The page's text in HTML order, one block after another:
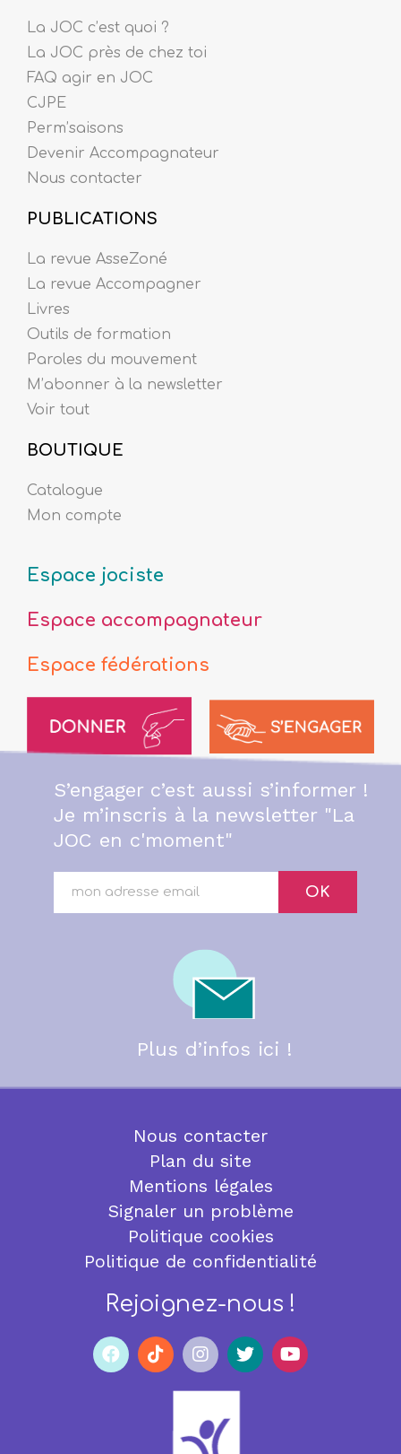
La JOC c’est quoi ?
La JOC près de chez toi
FAQ agir en JOC
CJPE
Perm’saisons
Devenir Accompagnateur
Nous contacter
PUBLICATIONS
La revue AsseZoné
La revue Accompagner
Livres
Outils de formation
Paroles du mouvement
M’abonner à la newsletter
Voir tout
BOUTIQUE
Catalogue
Mon compte
Espace jociste
Espace accompagnateur
Espace fédérations
S’engager c’est aussi s’informer !
Je m’inscris à la newsletter "La
JOC en c'moment"
OK
Plus d’infos ici !
Nous contacter
Plan du site
Mentions légales
Signaler un problème
Politique cookies
Politique de confidentialité
Rejoignez-nous !